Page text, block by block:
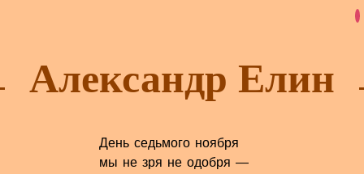
Александр Елин
День седьмого ноября
мы не зря не одобря —